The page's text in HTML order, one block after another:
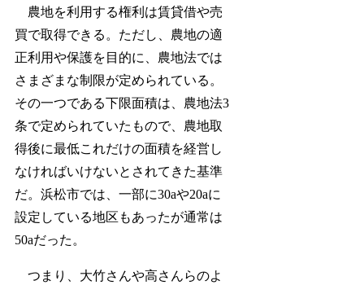
農地を利用する権利は賃貸借や売
買で取得できる。ただし、農地の適
正利用や保護を目的に、農地法では
さまざまな制限が定められている。
その一つである下限面積は、農地法3
条で定められていたもので、農地取
得後に最低これだけの面積を経営し
なければいけないとされてきた基準
だ。浜松市では、一部に30aや20aに
設定している地区もあったが通常は
50aだった。
つまり、大竹さんや高さんらのよ